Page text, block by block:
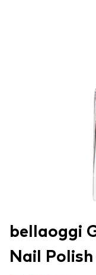
bellaoggi
Nail